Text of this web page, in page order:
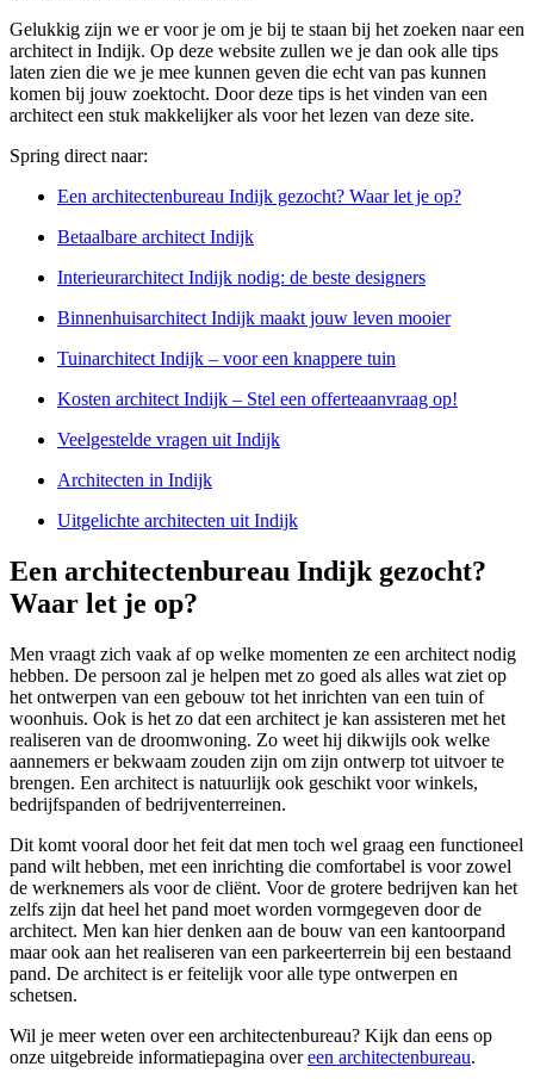
Gelukkig zijn we er voor je om je bij te staan bij het zoeken naar een
architect in Indijk. Op deze website zullen we je dan ook alle tips
laten zien die we je mee kunnen geven die echt van pas kunnen
komen bij jouw zoektocht. Door deze tips is het vinden van een
architect een stuk makkelijker als voor het lezen van deze site.
Spring direct naar:
Een architectenbureau Indijk gezocht? Waar let je op?
Betaalbare architect Indijk
Interieurarchitect Indijk nodig: de beste designers
Binnenhuisarchitect Indijk maakt jouw leven mooier
Tuinarchitect Indijk – voor een knappere tuin
Kosten architect Indijk – Stel een offerteaanvraag op!
Veelgestelde vragen uit Indijk
Architecten in Indijk
Uitgelichte architecten uit Indijk
Een architectenbureau Indijk gezocht?
Waar let je op?
Men vraagt zich vaak af op welke momenten ze een architect nodig
hebben. De persoon zal je helpen met zo goed als alles wat ziet op
het ontwerpen van een gebouw tot het inrichten van een tuin of
woonhuis. Ook is het zo dat een architect je kan assisteren met het
realiseren van de droomwoning. Zo weet hij dikwijls ook welke
aannemers er bekwaam zouden zijn om zijn ontwerp tot uitvoer te
brengen. Een architect is natuurlijk ook geschikt voor winkels,
bedrijfspanden of bedrijventerreinen.
Dit komt vooral door het feit dat men toch wel graag een functioneel
pand wilt hebben, met een inrichting die comfortabel is voor zowel
de werknemers als voor de cliënt. Voor de grotere bedrijven kan het
zelfs zijn dat heel het pand moet worden vormgegeven door de
architect. Men kan hier denken aan de bouw van een kantoorpand
maar ook aan het realiseren van een parkeerterrein bij een bestaand
pand. De architect is er feitelijk voor alle type ontwerpen en
schetsen.
Wil je meer weten over een architectenbureau? Kijk dan eens op
onze uitgebreide informatiepagina overeen architectenbureau.